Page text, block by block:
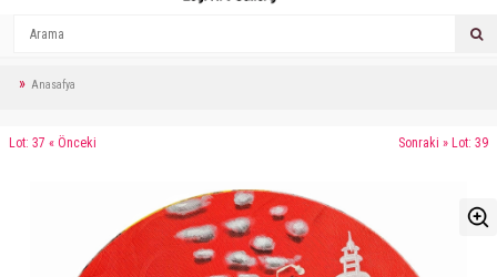
Anasafya
Lot: 37 « Önceki Sonraki » Lot: 39